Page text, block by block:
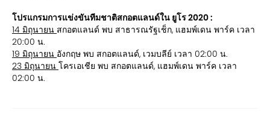
โปรแกรมการแข่งขันทีมชาติสกอตแลนด์ใน ยูโร 2020 :
14 มิถุนายน สกอตแลนด์ พบ สาธารณรัฐเช็ก, แฮมพ์เดน พาร์ค เวลา
20:00 น.
19 มิถุนายน อังกฤษ พบ สกอตแลนด์, เวมบลีย์ เวลา 02:00 น.
23 มิถุนายน โครเอเชีย พบ สกอตแลนด์, แฮมพ์เดน พาร์ค เวลา
02:00 น.